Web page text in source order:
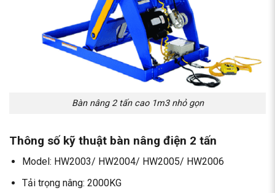
Bàn nâng 2 tấn cao 1m3 nhỏ gọn
Thông số kỹ thuật bàn nâng điện 2 tấn
Model: HW2003/ HW2004/ HW2005/ HW2006
Tải trọng nâng: 2000KG